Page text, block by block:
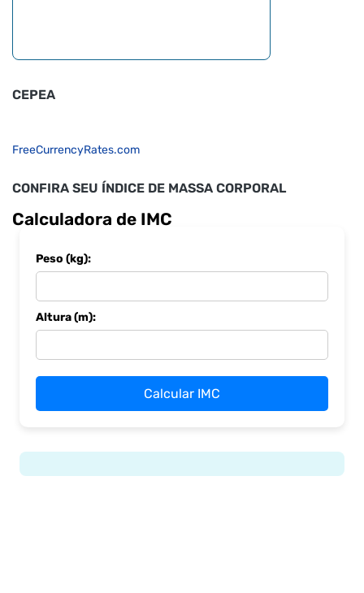
CEPEA
FreeCurrencyRates.com
CONFIRA SEU ÍNDICE DE MASSA CORPORAL
Calculadora de IMC
Peso (kg):
Altura (m):
Calcular IMC